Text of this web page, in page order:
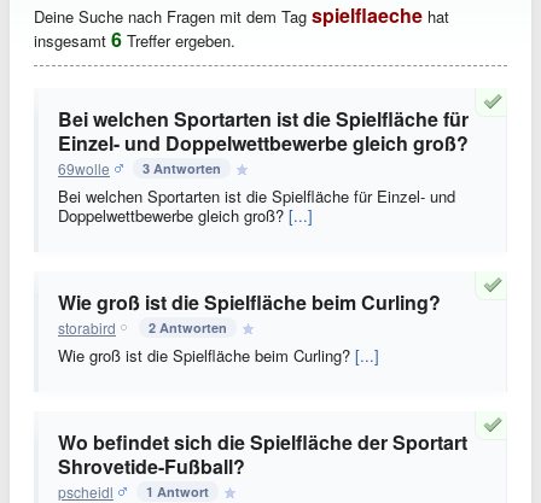
Deine Suche nach Fragen mit dem Tag spielflaeche hat
insgesamt 6 Treffer ergeben.
Bei welchen Sportarten ist die Spielfläche für
Einzel- und Doppelwettbewerbe gleich groß?
69wolle 3 Antworten
Bei welchen Sportarten ist die Spielfläche für Einzel- und
Doppelwettbewerbe gleich groß? [...]
Wie groß ist die Spielfläche beim Curling?
storabird 2 Antworten
Wie groß ist die Spielfläche beim Curling? [...]
Wo befindet sich die Spielfläche der Sportart
Shrovetide-Fußball?
pscheidl 1 Antwort